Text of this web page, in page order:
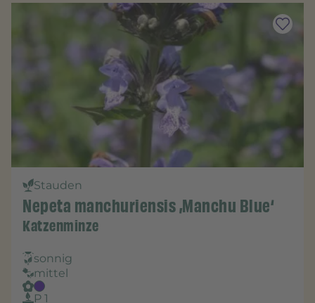
Stauden
Nepeta manchuriensis ‚Manchu Blue‘
Katzenminze
sonnig
mittel
P 1